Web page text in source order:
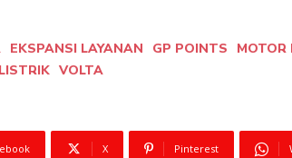
EKSPANSI LAYANAN GP POINTS MOTOR
VOLTA
X Pinterest